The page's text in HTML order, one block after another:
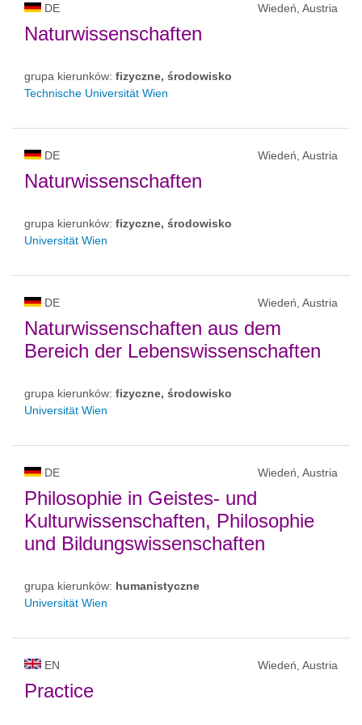
DE Wiedeń, Austria
Naturwissenschaften
grupa kierunków: fizyczne, środowisko
Technische Universität Wien
DE Wiedeń, Austria
Naturwissenschaften
grupa kierunków: fizyczne, środowisko
Universität Wien
DE Wiedeń, Austria
Naturwissenschaften aus dem
Bereich der Lebenswissenschaften
grupa kierunków: fizyczne, środowisko
Universität Wien
DE Wiedeń, Austria
Philosophie in Geistes- und
Kulturwissenschaften, Philosophie
und Bildungswissenschaften
grupa kierunków: humanistyczne
Universität Wien
EN Wiedeń, Austria
Practice